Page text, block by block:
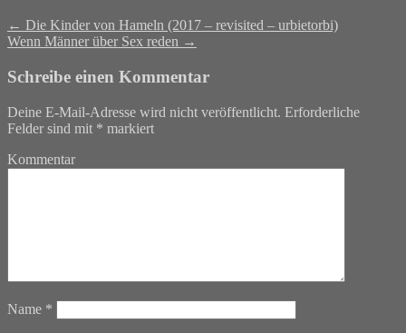
← Die Kinder von Hameln (2017 – revisited – urbietorbi)
Wenn Männer über Sex reden →
Schreibe einen Kommentar
Deine E-Mail-Adresse wird nicht veröffentlicht. Erforderliche
Felder sind mit * markiert
Kommentar
Name *